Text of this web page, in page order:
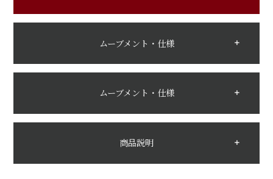
ムーブメント・仕様
ムーブメント・仕様
商品説明